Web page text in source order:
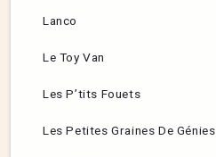
Lanco
Le Toy Van
Les P’tits Fouets
Les Petites Graines De Génies